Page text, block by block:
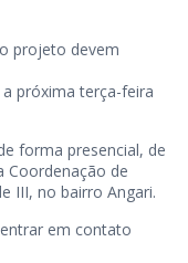
projeto devem
próxima terça-feira
forma presencial, de
Coordenação de
III, no bairro Angari.
em contato